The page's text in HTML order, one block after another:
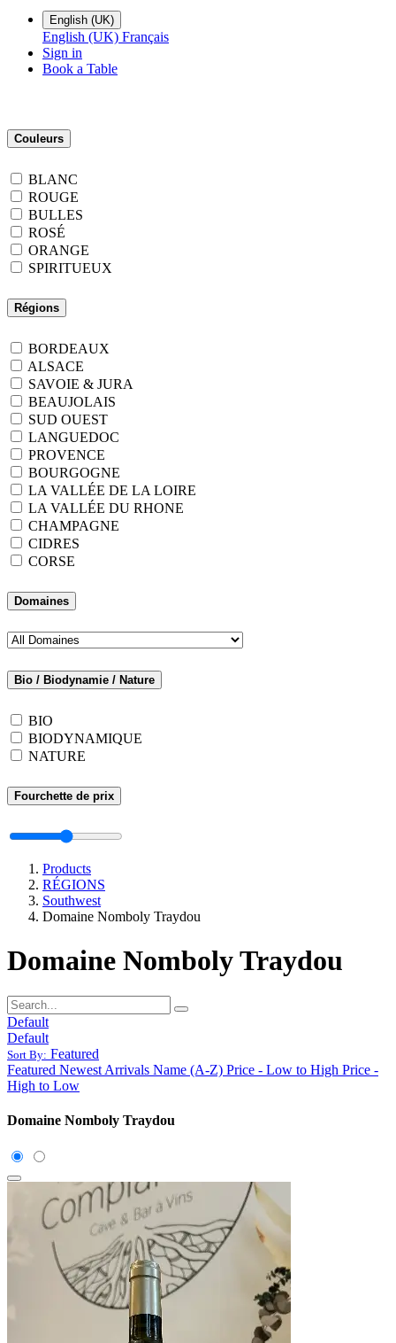
English (UK)
English (UK) Français
Sign in
Book a Table
Couleurs
BLANC
ROUGE
BULLES
ROSÉ
ORANGE
SPIRITUEUX
Régions
BORDEAUX
ALSACE
SAVOIE & JURA
BEAUJOLAIS
SUD OUEST
LANGUEDOC
PROVENCE
BOURGOGNE
LA VALLÉE DE LA LOIRE
LA VALLÉE DU RHONE
CHAMPAGNE
CIDRES
CORSE
Domaines
Bio / Biodynamie / Nature
BIO
BIODYNAMIQUE
NATURE
Fourchette de prix
Products
RÉGIONS
Southwest
Domaine Nomboly Traydou
Domaine Nomboly Traydou
Default
Default
Sort By: Featured
Featured Newest Arrivals Name (A-Z) Price - Low to High Price -
High to Low
Domaine Nomboly Traydou